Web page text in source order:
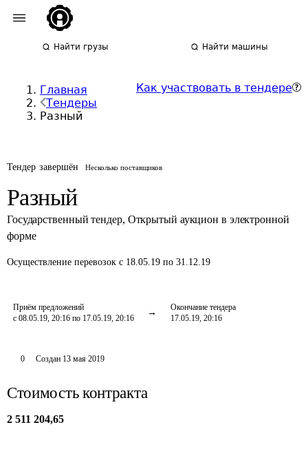
Найти грузы Найти машины
Главная
Тендеры
Разный
Как участвовать в тендере
Тендер завершён Несколько поставщиков
Разный
Государственный тендер, Открытый аукцион в электронной
форме
Осуществление перевозок с 18.05.19 по 31.12.19
Приём предложений
с 08.05.19, 20:16 по 17.05.19, 20:16
Окончание тендера
17.05.19, 20:16
0 Создан 13 мая 2019
Стоимость контракта
2 511 204,65